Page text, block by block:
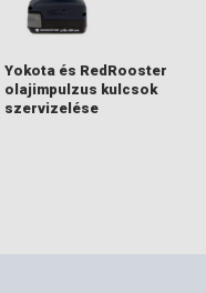
Yokota és RedRooster
olajimpulzus kulcsok
szervizelése